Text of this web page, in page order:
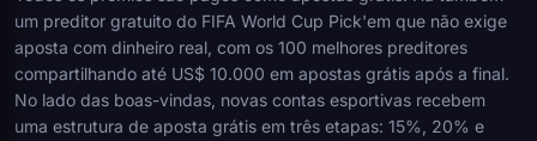
um preditor gratuito do FIFA World Cup Pick'em que não exige
aposta com dinheiro real, com os 100 melhores preditores
compartilhando até US$ 10.000 em apostas grátis após a final.
No lado das boas-vindas, novas contas esportivas recebem
uma estrutura de aposta grátis em três etapas: 15%, 20% e